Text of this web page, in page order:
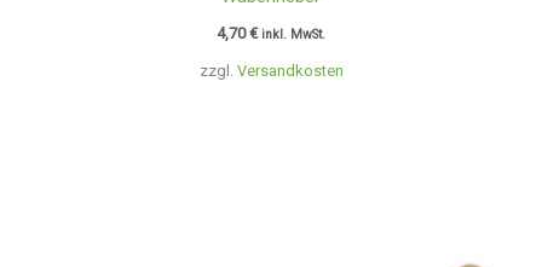
zzgl. Versandkosten
4,70€ inkl. MwSt.